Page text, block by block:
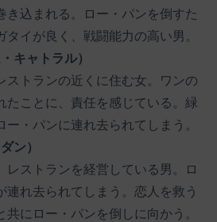
き込まれる。ロー・パンを倒すた
タイが良く、戦闘能力の高い男。
キャトラル）
ストランの近くに住む女。ワンの
たことに、責任を感じている。緑
ー・パンに連れ去られてしまう。
ン）
レストランを経営している男。ロ
連れ去られてしまう。恋人を救う
共にロー・パンを倒しに向かう。